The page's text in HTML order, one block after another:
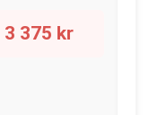
3 375 kr